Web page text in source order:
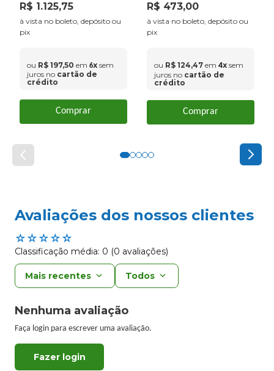
R$ 1.125,75
à vista no boleto, depósito ou
pix
ou R$ 197,50 em 6x sem
juros no cartão de
crédito
Comprar
R$ 473,00
à vista no boleto, depósito ou
pix
ou R$ 124,47 em 4x sem
juros no cartão de
crédito
Comprar
Avaliações dos nossos clientes
☆ ☆ ☆ ☆ ☆
Classificação média: 0 (0 avaliações)
Faça login para escrever uma avaliação.
Mais recentes Todos
Nenhuma avaliação